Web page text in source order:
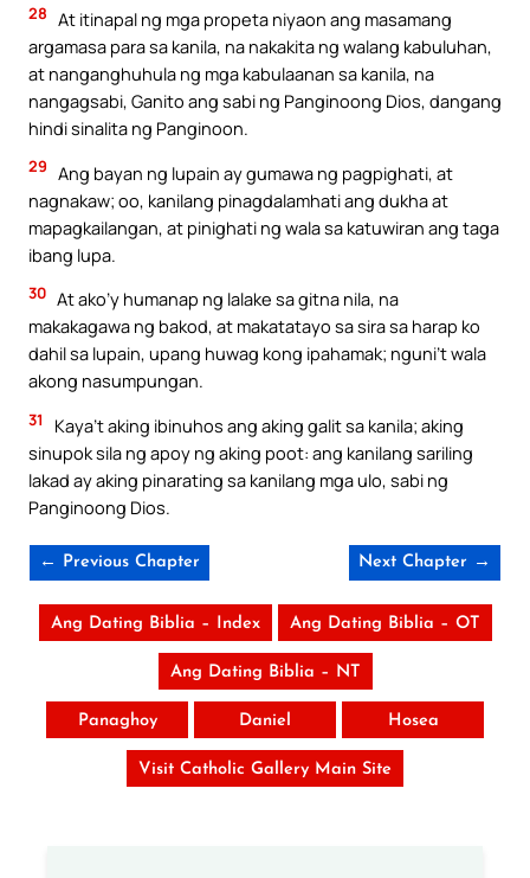
28 At itinapal ng mga propeta niyaon ang masamang
argamasa para sa kanila, na nakakita ng walang kabuluhan,
at nanganghuhula ng mga kabulaanan sa kanila, na
nangagsabi, Ganito ang sabi ng Panginoong Dios, dangang
hindi sinalita ng Panginoon.
29 Ang bayan ng lupain ay gumawa ng pagpighati, at
nagnakaw; oo, kanilang pinagdalamhati ang dukha at
mapagkailangan, at pinighati ng wala sa katuwiran ang taga
ibang lupa.
30 At ako’y humanap ng lalake sa gitna nila, na
makakagawa ng bakod, at makatatayo sa sira sa harap ko
dahil sa lupain, upang huwag kong ipahamak; nguni’t wala
akong nasumpungan.
31
Kaya’t aking ibinuhos ang aking galit sa kanila; aking
sinupok sila ng apoy ng aking poot: ang kanilang sariling
lakad ay aking pinarating sa kanilang mga ulo, sabi ng
Panginoong Dios.
← Previous Chapter Next Chapter →
Ang Dating Biblia – Index Ang Dating Biblia – OT
Ang Dating Biblia – NT
Panaghoy Daniel Hosea
Visit Catholic Gallery Main Site